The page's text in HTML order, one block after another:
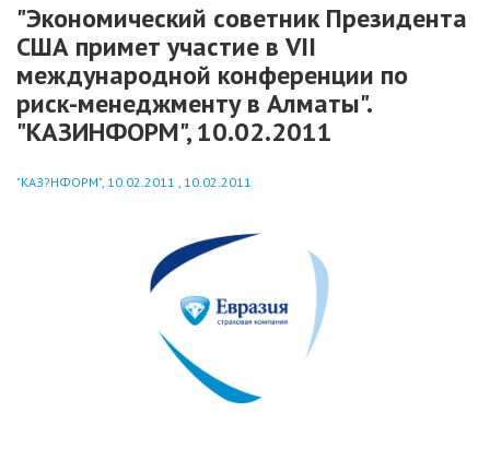
"Экономический советник Президента
США примет участие в VII
международной конференции по
риск-менеджменту в Алматы".
"КАЗИНФОРМ", 10.02.2011
"КАЗ?НФОРМ", 10.02.2011 , 10.02.2011